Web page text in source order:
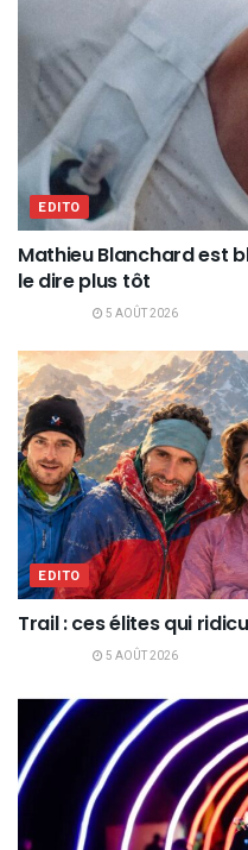
EDITO
Mathieu Blanchard est
le dire plus tôt
5 AOÛT 2026
EDITO
Trail : ces élites qui
5 AOÛT 2026